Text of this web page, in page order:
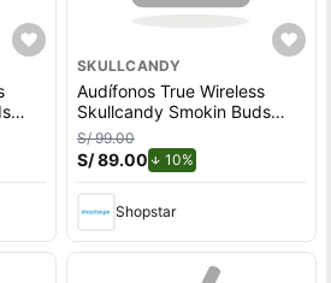
SKULLCANDY
Audífonos True Wireless
Skullcandy Smokin Buds
Bone
S/ 99.00
S/ 89.00 10%de descuento.
Shopstar